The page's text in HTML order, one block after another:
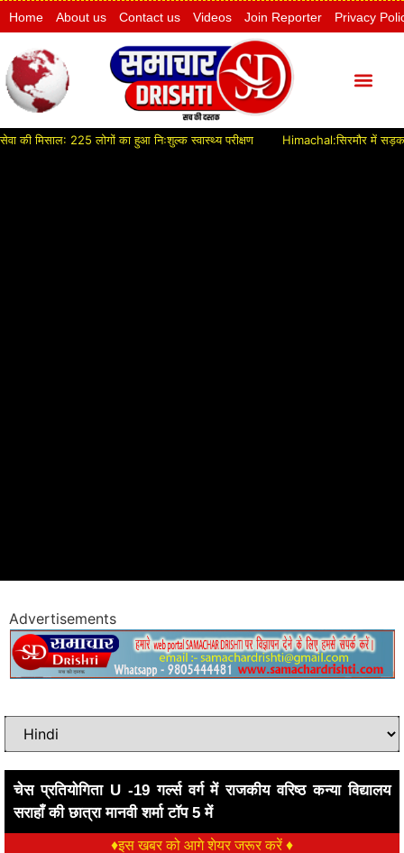
Home About us Contact us Videos Join Reporter Privacy
225 लोगों का हुआ निःशुल्क स्वास्थ्य परीक्षण Himachal:सिरमौर में सड़क विकास
Advertisements
चेस प्रतियोगिता U -19 गर्ल्स वर्ग में राजकीय वरिष्ठ कन्या विद्यालय
सराहाँ की छात्रा मानवी शर्मा टॉप 5 में
♦इस खबर को आगे शेयर जरूर करें ♦